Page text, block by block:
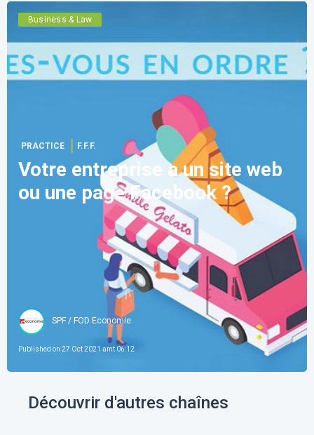
Business & Law
PRACTICE F.F.F.
Votre entreprise a un site web
ou une page Facebook ?
SPF / FOD Economie
Published on 27 Oct 2021 amt 06:12
Découvrir d'autres chaînes